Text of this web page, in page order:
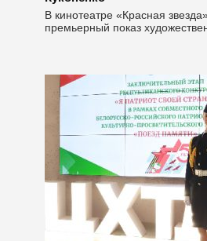
В кинотеатре «Красная
премьерный показ